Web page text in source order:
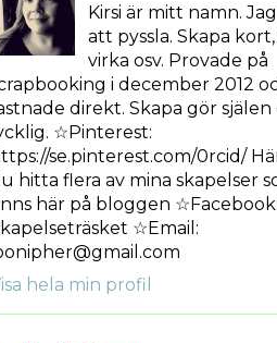
Kirsi är mitt namn.
att pyssla. Skapa
virka osv. Provade på
i december 2012
direkt. Skapa gör själen
☆Pinterest:
se.pinterest.com/0rcid/
hitta flera av mina skapelser
här på bloggen ☆Facebook:
☆Email:
hela min profil